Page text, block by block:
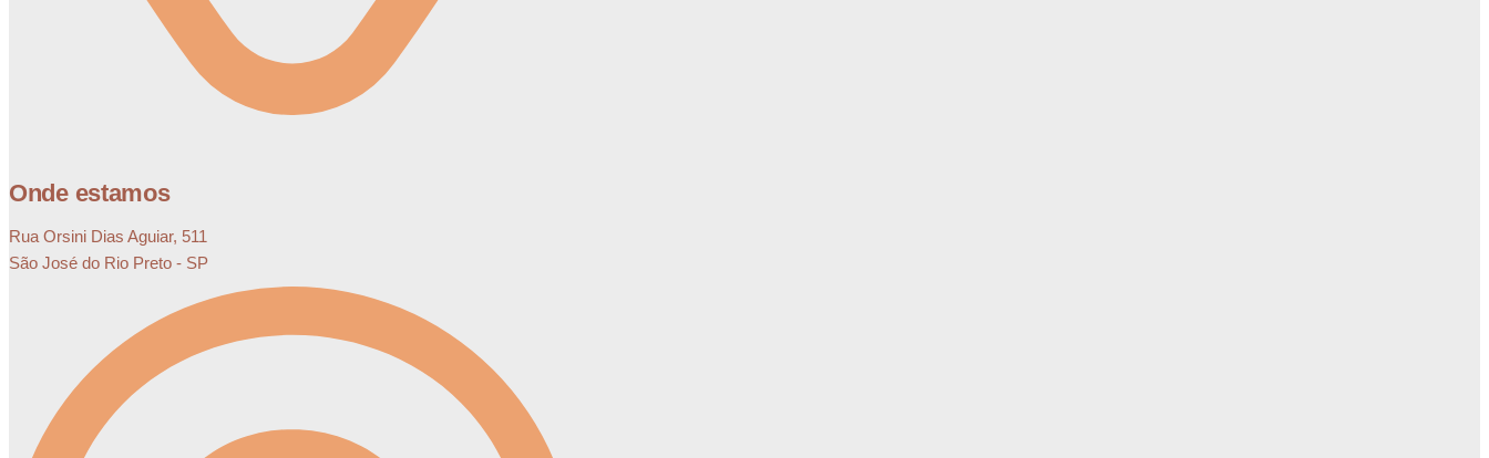
Onde estamos
Rua Orsini Dias Aguiar, 511
São José do Rio Preto - SP